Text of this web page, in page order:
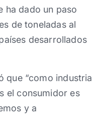
ha dado un paso
de toneladas al
desarrollados
que “como industria
el consumidor es
y a